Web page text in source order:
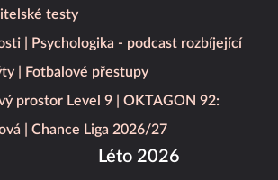
testy
Psychologika - podcast rozbíjející
Fotbalové přestupy
prostor Level 9
OKTAGON 92:
Chance Liga 2026/27
Léto 2026